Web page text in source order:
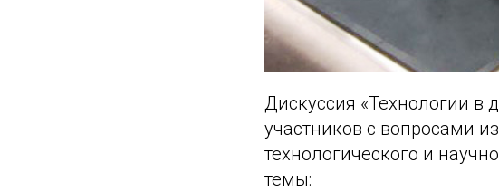
Дискуссия «Технологии в
участников с вопросами
технологического и
темы: